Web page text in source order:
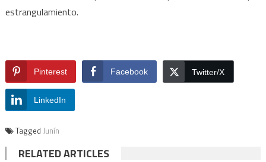
estrangulamiento.
Pinterest Facebook Twitter/X
LinkedIn
Tagged Junín
RELATED ARTICLES